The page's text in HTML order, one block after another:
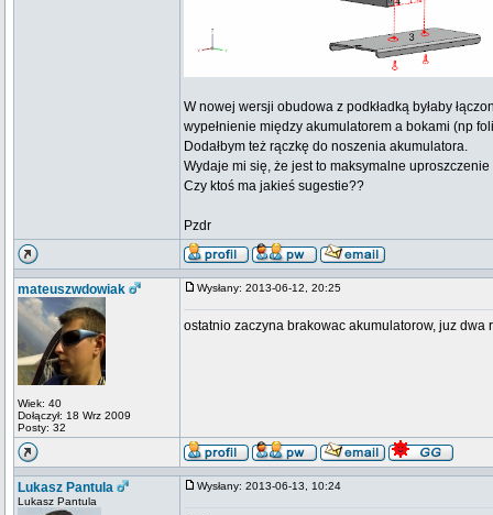
W nowej wersji obudowa z podkładką byłaby
wypełnienie między akumulatorem a bokami (np
Dodałbym też rączkę do noszenia akumulatora.
Wydaje mi się, że jest to maksymalne
Czy ktoś ma jakieś sugestie??
Pzdr
mateuszwdowiak
Wiek: 40
Dołączył: 18 Wrz 2009
Posty: 32
Wysłany: 2013-06-12, 20:25
ostatnio zaczyna brakowac akumulatorow, juz dwa
Lukasz Pantula
Lukasz Pantula
Wysłany: 2013-06-13, 10:24